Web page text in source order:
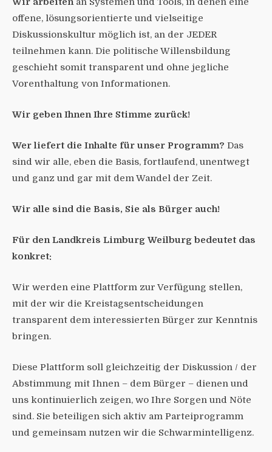
offene, lösungsorientierte und vielseitige
Diskussionskultur möglich ist, an der JEDER
teilnehmen kann. Die politische Willensbildung
geschieht somit transparent und ohne jegliche
Vorenthaltung von Informationen.
Wir geben Ihnen Ihre Stimme zurück!
Wer liefert die Inhalte für unser Programm? Das
sind wir alle, eben die Basis, fortlaufend, unentwegt
und ganz und gar mit dem Wandel der Zeit.
Wir alle sind die Basis, Sie als Bürger auch!
Für den Landkreis Limburg Weilburg bedeutet das
konkret:
Wir werden eine Plattform zur Verfügung stellen,
mit der wir die Kreistagsentscheidungen
transparent dem interessierten Bürger zur Kenntnis
bringen.
Diese Plattform soll gleichzeitig der Diskussion / der
Abstimmung mit Ihnen – dem Bürger – dienen und
uns kontinuierlich zeigen, wo Ihre Sorgen und Nöte
sind. Sie beteiligen sich aktiv am Parteiprogramm
und gemeinsam nutzen wir die Schwarmintelligenz.